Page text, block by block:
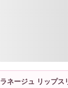
ラネージュ リップス